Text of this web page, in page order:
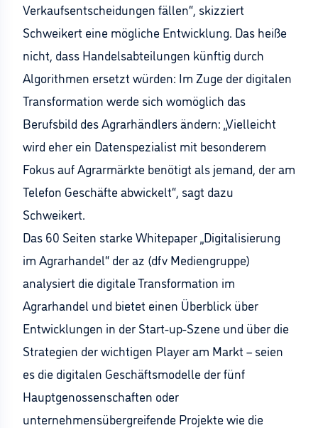
Verkaufsentscheidungen fällen“, skizziert
Schweikert eine mögliche Entwicklung. Das heiße
nicht, dass Handelsabteilungen künftig durch
Algorithmen ersetzt würden: Im Zuge der digitalen
Transformation werde sich womöglich das
Berufsbild des Agrarhändlers ändern: „Vielleicht
wird eher ein Datenspezialist mit besonderem
Fokus auf Agrarmärkte benötigt als jemand, der am
Telefon Geschäfte abwickelt“, sagt dazu
Schweikert.
Das 60 Seiten starke Whitepaper „Digitalisierung
im Agrarhandel“ der az (dfv Mediengruppe)
analysiert die digitale Transformation im
Agrarhandel und bietet einen Überblick über
Entwicklungen in der Start-up-Szene und über die
Strategien der wichtigen Player am Markt – seien
es die digitalen Geschäftsmodelle der fünf
Hauptgenossenschaften oder
unternehmensübergreifende Projekte wie die